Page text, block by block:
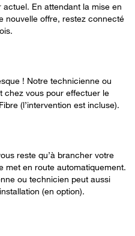
actuel. En attendant la mise en
nouvelle offre, restez connecté
! Notre technicienne ou
chez vous pour effectuer le
(l’intervention est incluse).
reste qu’à brancher votre
met en route automatiquement.
ou technicien peut aussi
(en option).